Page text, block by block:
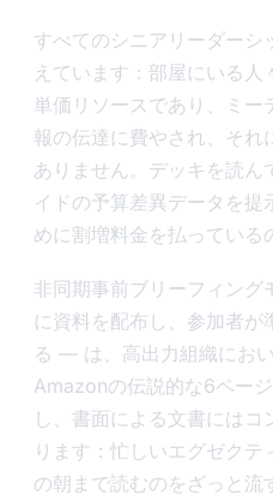
すべてのシニアリーダーシ
えています：部屋にいる
単価リソースであり、ミー
報の伝達に費やされ、それ
ありません。デッキを読ん
イドの予算差異データを提
めに割増料金を払っている
非同期事前ブリーフィン
に資料を配布し、参加者が
る — は、高出力組織にお
Amazonの伝説的な6ペー
し、書面による文書には
ります：忙しいエグゼク
の朝まで読むのをざっと流